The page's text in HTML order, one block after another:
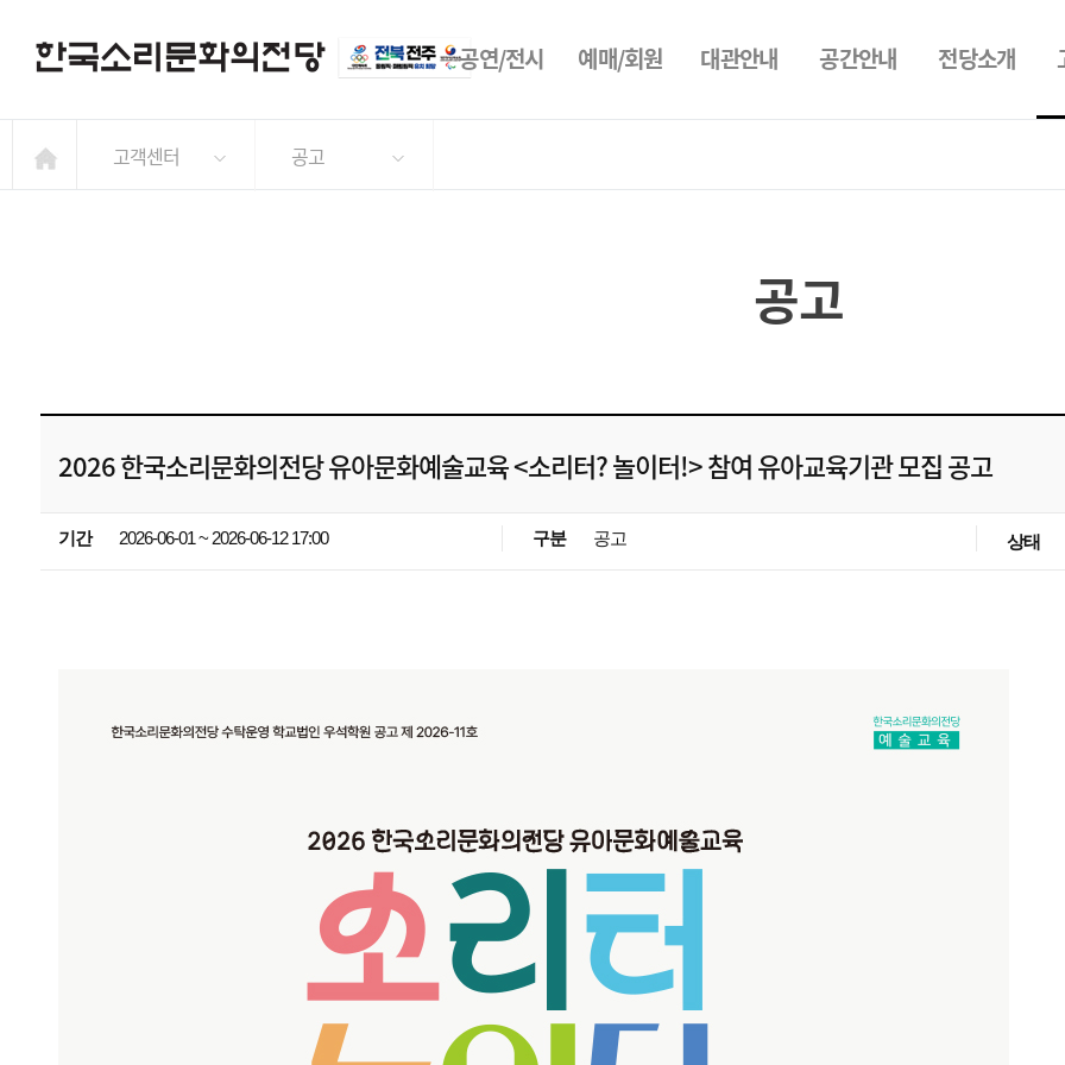
공연/전시 예매/회원 대관안내 공간안내 전당소개
고객센터 공고
공고
2026 한국소리문화의전당 유아문화예술교육 <소리터? 놀이터!> 참여 유아교육기관 모집 공고
기간 2026-06-01 ~ 2026-06-12 17:00 구분 공고 상태